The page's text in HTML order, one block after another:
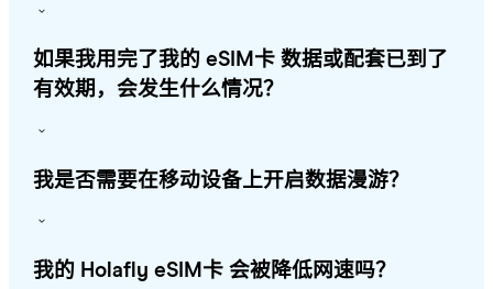
如果我用完了我的 eSIM卡 数据或配套已到了
有效期，会发生什么情况？
我是否需要在移动设备上开启数据漫游？
我的 Holafly eSIM卡 会被降低网速吗？